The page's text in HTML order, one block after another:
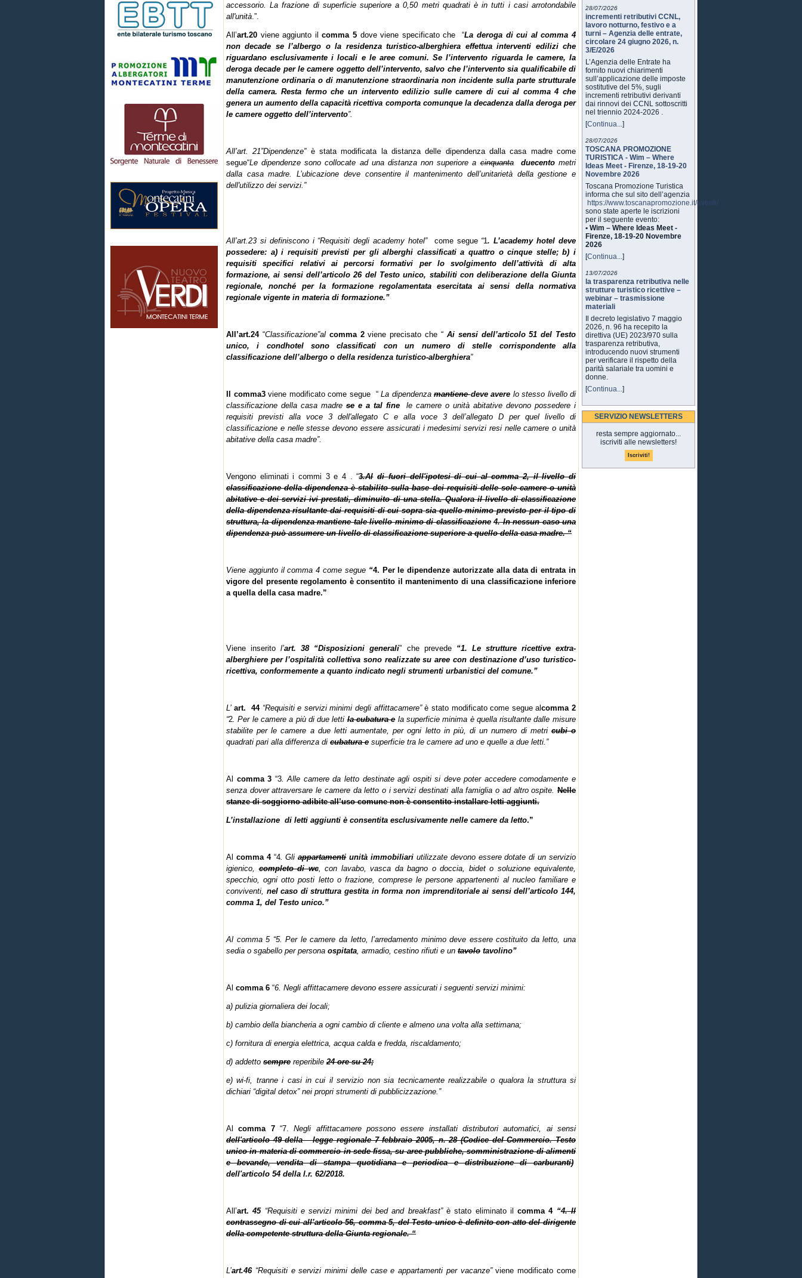
accessorio. La frazione di superficie superiore a 0,50 metri quadrati è in tutti i casi arrotondabile
all'unità.”.
All’art.20 viene aggiunto ilcomma 5dove viene specificato che “La deroga di cui al comma 4
non decade se l’albergo o la residenza turistico-alberghiera effettua interventi edilizi che
riguardano esclusivamente i locali e le aree comuni. Se l’intervento riguarda le camere, la
deroga decade per le camere oggetto dell’intervento, salvo che l’intervento sia qualificabile di
manutenzione ordinaria o di manutenzione straordinaria non incidente sulla parte strutturale
della camera. Resta fermo che un intervento edilizio sulle camere di cui al comma 4 che
genera un aumento della capacità ricettiva comporta comunque la decadenza dalla deroga per
le camere oggetto dell’intervento”.
All’art. 21”Dipendenze” è stata modificata la distanza delle dipendenza dalla casa madre come
segue“Le dipendenze sono collocate ad una distanza non superiore acinquanta duecentometri
dalla casa madre. L’ubicazione deve consentire il mantenimento dell’unitarietà della gestione e
dell'utilizzo dei servizi.”
All’art.23 si definiscono i “Requisiti degli academy hotel” come segue“1. L’academy hotel deve
possedere: a) i requisiti previsti per gli alberghi classificati a quattro o cinque stelle; b) i
requisiti specifici relativi ai percorsi formativi per lo svolgimento dell’attività di alta
formazione, ai sensi dell’articolo 26 del Testo unico, stabiliti con deliberazione della Giunta
regionale, nonché per la formazione regolamentata esercitata ai sensi della normativa
regionale vigente in materia di formazione.”
All’art.24 “Classificazione”al comma 2viene precisato che “ Ai sensi dell’articolo 51 del Testo
unico, i condhotel sono classificati con un numero di stelle corrispondente alla
classificazione dell’albergo o della residenza turistico-alberghiera”
Il comma3 viene modificato come segue “ La dipendenza mantienedeve avere lo stesso livello di
classificazione della casa madrese e a tal finele camere o unità abitative devono possedere i
requisiti previsti alla voce 3 dell'allegato C e alla voce 3 dell’allegato D per quel livello di
classificazione e nelle stesse devono essere assicurati i medesimi servizi resi nelle camere o unità
abitative della casa madre”.
Vengono eliminati i commi 3 e 4 . “3.Al di fuori dell'ipotesi di cui al comma 2, il livello di
classificazione della dipendenza è stabilito sulla base dei requisiti delle sole camere o unità
abitative e dei servizi ivi prestati, diminuito di una stella. Qualora il livello di classificazione
della dipendenza risultante dai requisiti di cui sopra sia quello minimo previsto per il tipo di
struttura, la dipendenza mantiene tale livello minimo di classificazione 4.In nessun caso una
dipendenza può assumere un livello di classificazione superiore a quello della casa madre. “
Viene aggiunto il comma 4 come segue “4. Per le dipendenze autorizzate alla data di entrata in
vigore del presente regolamento è consentito il mantenimento di una classificazione inferiore
a quella della casa madre.”
Viene inserito l’art. 38 “Disposizioni generali” che prevede“1. Le strutture ricettive extra-
alberghiere per l’ospitalità collettiva sono realizzate su aree con destinazione d’uso turistico-
ricettiva, conformemente a quanto indicato negli strumenti urbanistici del comune.”
L’ art. 44“Requisiti e servizi minimi degli affittacamere”è stato modificato come segue alcomma 2
“2. Per le camere a più di due lettila cubatura ela superficie minima è quella risultante dalle misure
stabilite per le camere a due letti aumentate, per ogni letto in più, di un numero di metricubi o
quadrati pari alla differenza di cubatura e superficie tra le camere ad uno e quelle a due letti.”
Al comma 3 “3. Alle camere da letto destinate agli ospiti si deve poter accedere comodamente e
senza dover attraversare le camere da letto o i servizi destinati alla famiglia o ad altro ospite. Nelle
stanze di soggiorno adibite all’uso comune non è consentito installare letti aggiunti.
L’installazione di letti aggiunti è consentita esclusivamente nelle camere da letto.”
Al comma 4“4. Gliappartamenti unità immobiliari utilizzate devono essere dotate di un servizio
igienico,completo di wc, con lavabo, vasca da bagno o doccia, bidet o soluzione equivalente,
specchio, ogni otto posti letto o frazione, comprese le persone appartenenti al nucleo familiare e
conviventi, nel caso di struttura gestita in forma non imprenditoriale ai sensi dell’articolo 144,
comma 1, del Testo unico.”
Al comma 5 “5. Per le camere da letto, l’arredamento minimo deve essere costituito da letto, una
sedia o sgabello per persona ospitata, armadio, cestino rifiuti e un tavolo tavolino”
Al comma 6 “6. Negli affittacamere devono essere assicurati i seguenti servizi minimi:
a) pulizia giornaliera dei locali;
b) cambio della biancheria a ogni cambio di cliente e almeno una volta alla settimana;
c) fornitura di energia elettrica, acqua calda e fredda, riscaldamento;
d) addetto sempre reperibile24 ore su 24;
e) wi-fi, tranne i casi in cui il servizio non sia tecnicamente realizzabile o qualora la struttura si
dichiari “digital detox” nei propri strumenti di pubblicizzazione.”
Alcomma 7“7.Negli affittacamere possono essere installati distributori automatici, ai sensi
dell'articolo 49 della legge regionale 7 febbraio 2005, n. 28 (Codice del Commercio. Testo
unico in materia di commercio in sede fissa, su aree pubbliche, somministrazione di alimenti
e bevande, vendita di stampa quotidiana e periodica e distribuzione di carburanti)
dell'articolo 54 della l.r. 62/2018.
All’art. 45 “Requisiti e servizi minimi dei bed and breakfast” è stato eliminato ilcomma 4 “4.Il
contrassegno di cui all’articolo 56, comma 5, del Testo unico è definito con atto del dirigente
della competente struttura della Giunta regionale. “
L’art.46 “Requisiti e servizi minimi delle case e appartamenti per vacanze”viene modificato come
28/07/2026
incrementi retributivi CCNL,
lavoro notturno, festivo e a
turni – Agenzia delle entrate,
circolare 24 giugno 2026, n.
3/E/2026
L’Agenzia delle Entrate ha
fornito nuovi chiarimenti
sull’applicazione delle imposte
sostitutive del 5%, sugli
incrementi retributivi derivanti
dai rinnovi dei CCNL sottoscritti
nel triennio 2024-2026 .
[Continua...]
28/07/2026
TOSCANA PROMOZIONE
TURISTICA - Wim – Where
Ideas Meet - Firenze, 18-19-20
Novembre 2026
Toscana Promozione Turistica
informa che sul sito dell’agenzia
https://www.toscanapromozione.it/eventi/
sono state aperte le iscrizioni
per il seguente evento:
• Wim – Where Ideas Meet -
Firenze, 18-19-20 Novembre
2026
[Continua...]
13/07/2026
la trasparenza retributiva nelle
strutture turistico ricettive –
webinar – trasmissione
materiali
Il decreto legislativo 7 maggio
2026, n. 96 ha recepito la
direttiva (UE) 2023/970 sulla
trasparenza retributiva,
introducendo nuovi strumenti
per verificare il rispetto della
parità salariale tra uomini e
donne.
[Continua...]
SERVIZIO NEWSLETTERS
resta sempre aggiornato...
iscriviti alle newsletters!